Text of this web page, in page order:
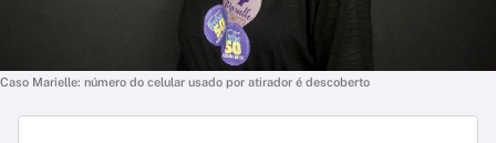
Caso Marielle: número do celular usado por atirador é descoberto